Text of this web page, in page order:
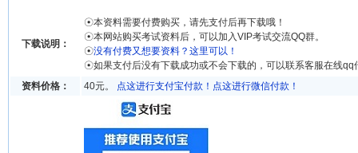
下载说明：
☉本资料需要付费购买，请先支付后再下载哦！
☉本网站购买考试资料后，可以加入VIP考试交流QQ群。
☉没有付费又想要资料？这里可以！
☉如果支付后没有下载成功或不会下载的，可以联系客服在线qq
资料价格：
40元。 点这进行支付宝付款！ 点这进行微信付款！